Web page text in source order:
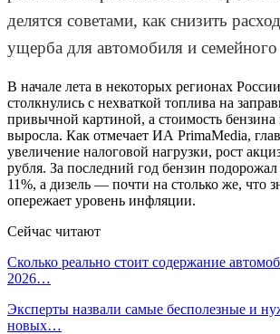
делятся советами, как снизить
ущерба для автомобиля и
В начале лета в некоторых регионах
столкнулись с нехваткой топлива на
привычной картиной, а стоимость бензина
выросла. Как отмечает ИА PrimaMedia,
увеличение налоговой нагрузки, рост
рубля. За последний год бензин
11%, а дизель — почти на столько же, что
опережает уровень инфляции.
Сейчас читают
Сколько реально стоит содержание
2026…
Эксперты назвали самые бесполезные и
новых…